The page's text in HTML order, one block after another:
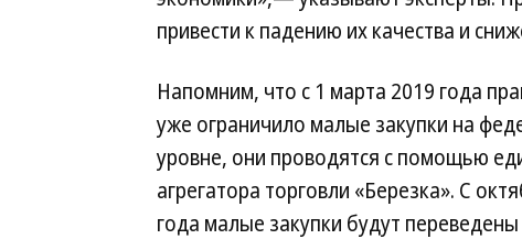
привести к падению их качества и
Напомним, что с 1 марта 2019 года
уже ограничило малые закупки на
уровне, они проводятся с помощью
агрегатора торговли «Березка». С
года малые закупки будут